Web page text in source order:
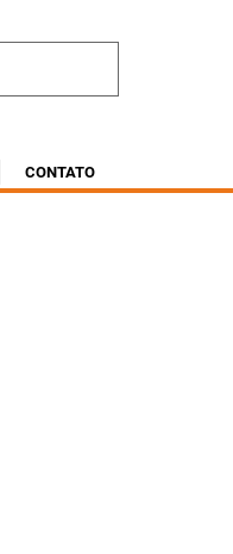
CONTATO